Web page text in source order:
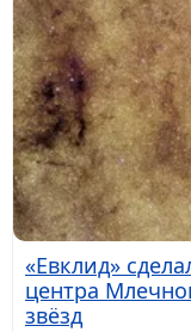
«Евклид»
центра
звёзд